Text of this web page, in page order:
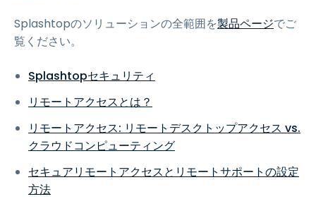
Splashtopのソリューションの全範囲を製品ページでご
覧ください。
Splashtopセキュリティ
リモートアクセスとは？
リモートアクセス: リモートデスクトップアクセス vs.
クラウドコンピューティング
セキュアリモートアクセスとリモートサポートの設定
方法